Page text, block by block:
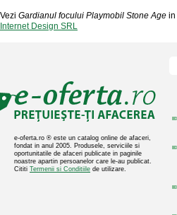
Vezi Gardianul focului Playmobil Stone Age in
Internet Design SRL
e-oferta.ro ® este un catalog online de afaceri,
fondat in anul 2005. Produsele, serviciile si
oportunitatile de afaceri publicate in paginile
noastre apartin persoanelor care le-au publicat.
Cititi Termenii si Conditiile de utilizare.